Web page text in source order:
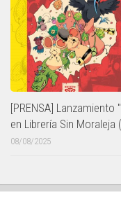
[PRENSA]
en Librería Sin Moraleja
08/08/2025